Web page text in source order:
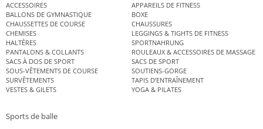
ACCESSOIRES
APPAREILS DE FITNESS
BALLONS DE GYMNASTIQUE
BOXE
CHAUSSETTES DE COURSE
CHAUSSURES
CHEMISES
LEGGINGS & TIGHTS DE FITNESS
HALTÈRES
SPORTNAHRUNG
PANTALONS & COLLANTS
ROULEAUX & ACCESSOIRES DE MASSAGE
SACS À DOS DE SPORT
SACS DE SPORT
SOUS-VÊTEMENTS DE COURSE
SOUTIENS-GORGE
SURVÊTEMENTS
TAPIS D’ENTRAÎNEMENT
VESTES & GILETS
YOGA & PILATES
Sports de balle